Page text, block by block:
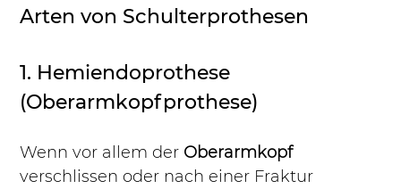
Arten von Schulterprothesen
1. Hemiendoprothese
(Oberarmkopfprothese)
Wenn vor allem der Oberarmkopf
verschlissen oder nach einer Fraktur